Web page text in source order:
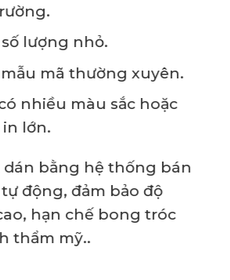
lượng nhỏ.
mã thường xuyên.
nhiều màu sắc hoặc
lớn.
dán bằng hệ thống bán
động, đảm bảo độ
hạn chế bong tróc
thẩm mỹ..